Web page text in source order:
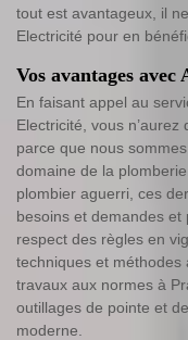
tout est avantageux, il
Electricité pour en
Vos avantages
En faisant appel au
Electricité, vous
parce que nous
domaine de la
plombier aguerri, ces
besoins et demandes
respect des règles en
techniques et méthodes
travaux aux normes à
outillages de pointe et
moderne.